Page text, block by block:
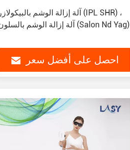
آلة إزالة الوشم بالبيكولازر (IPL SHR) ،
آلة إزالة الوشم بالسلون (Salon Nd Yag)
احصل على أفضل سعر